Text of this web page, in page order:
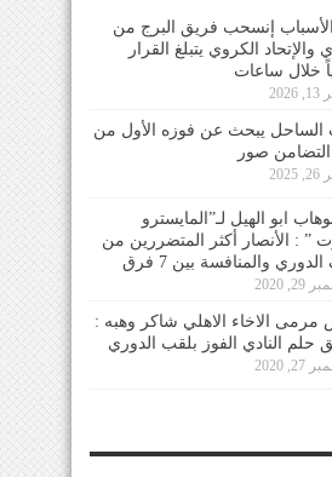
الأسباب إنسحب فريق البرج من
والإتحاد الكروي يتبلغ القرار
خلال ساعات
الساحل يبحث عن فوزه الأول من
التضامن صور
ابو الهيل لـ”المايسترو
” : الأنصار أكثر المتضررين من
والمنافسة بين 7 فرق
2020
مرمى الاخاء الاهلي شاكر وهبه :
حلم النادي الفوز بلقب الدوري
2020